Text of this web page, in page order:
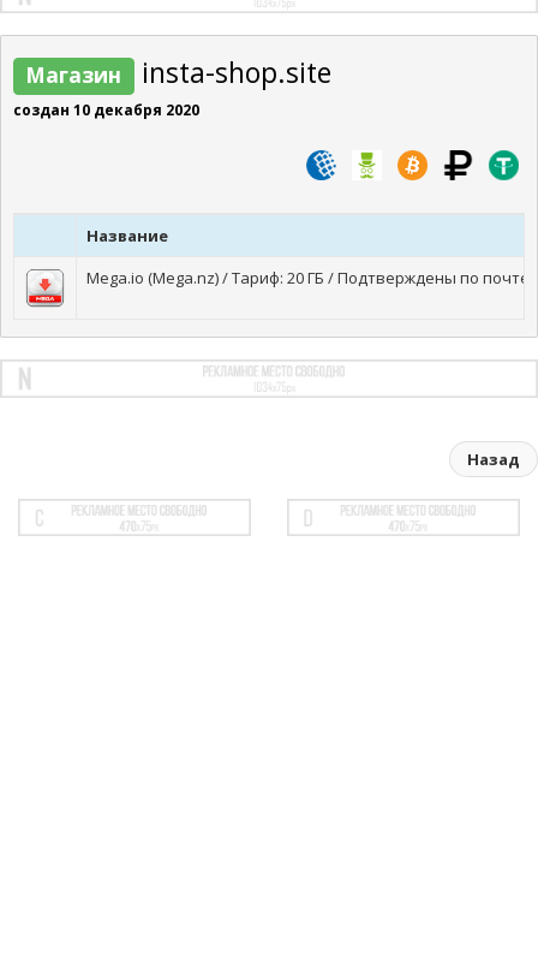
Магазин insta-shop.site
создан 10 декабря 2020
Название
Mega.io (Mega.nz) / Тариф: 20 ГБ / Подтверждены по
Назад